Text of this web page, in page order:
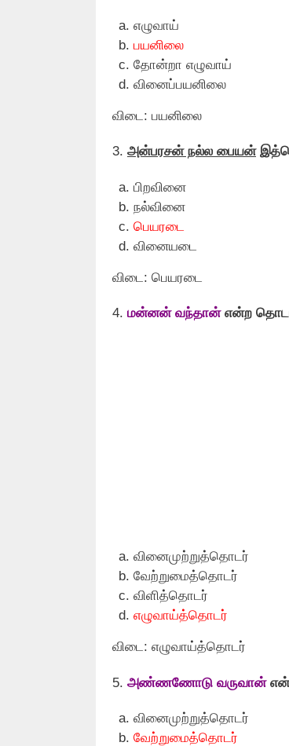
எழுவாய்
பயனிலை
தோன்றா எழுவாய்
வினைப்பயனிலை
விடை: பயனிலை
3. அன்பரசன் நல்ல பையன்
பிறவினை
நல்வினை
பெயரடை
வினையடை
விடை: பெயரடை
4. மன்னன் வந்தான் என்ற
வினைமுற்றுத்தொடர்
வேற்றுமைத்தொடர்
விளித்தொடர்
எழுவாய்த்தொடர்
விடை: எழுவாய்த்தொடர்
5. அண்ணணோடு வருவான்
வினைமுற்றுத்தொடர்
வேற்றுமைத்தொடர்